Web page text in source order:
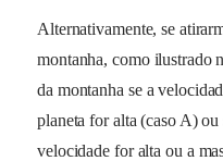
Alternativamente, se
montanha, como ilustrado
da montanha se a
planeta for alta (caso A) ou
velocidade for alta ou a